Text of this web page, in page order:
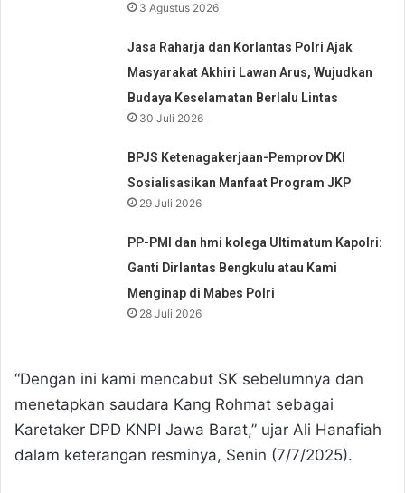
3 Agustus 2026
Jasa Raharja dan Korlantas Polri Ajak
Masyarakat Akhiri Lawan Arus, Wujudkan
Budaya Keselamatan Berlalu Lintas
30 Juli 2026
BPJS Ketenagakerjaan-Pemprov DKI
Sosialisasikan Manfaat Program JKP
29 Juli 2026
PP-PMI dan hmi kolega Ultimatum Kapolri:
Ganti Dirlantas Bengkulu atau Kami
Menginap di Mabes Polri
28 Juli 2026
“Dengan ini kami mencabut SK sebelumnya dan
menetapkan saudara Kang Rohmat sebagai
Karetaker DPD KNPI Jawa Barat,” ujar Ali Hanafiah
dalam keterangan resminya, Senin (7/7/2025).